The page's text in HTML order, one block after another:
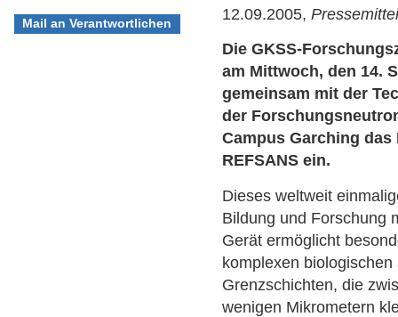
12.09.2005,
Die GKSS-
am Mittwoch, den 14.
gemeinsam mit der
der
Campus Garching
REFSANS ein.
Dieses weltweit
Bildung und Forschung
Gerät ermöglicht
komplexen
Grenzschichten, die
wenigen Mikrometern